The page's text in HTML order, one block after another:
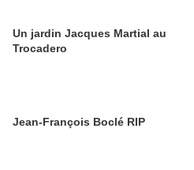
Un jardin Jacques Martial au
Trocadero
Jean-François Boclé RIP